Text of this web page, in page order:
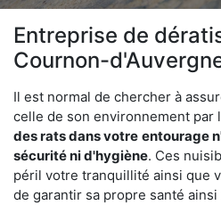
Entreprise de
Cournon-
Il est normal de chercher à
celle de son environnement par
des rats dans votre entourage
sécurité ni d'hygiène. Ces
péril votre tranquillité ainsi que
de garantir sa propre santé